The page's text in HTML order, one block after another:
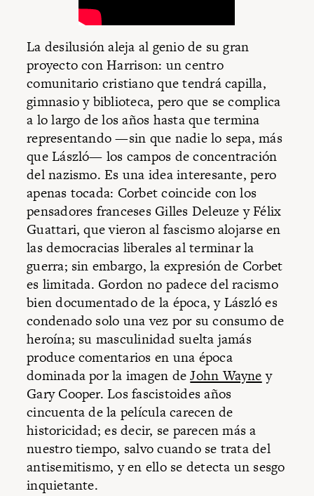
La desilusión aleja al genio de su gran
proyecto con Harrison: un centro
comunitario cristiano que tendrá capilla,
gimnasio y biblioteca, pero que se complica
a lo largo de los años hasta que termina
representando —sin que nadie lo sepa, más
que László— los campos de concentración
del nazismo. Es una idea interesante, pero
apenas tocada: Corbet coincide con los
pensadores franceses Gilles Deleuze y Félix
Guattari, que vieron al fascismo alojarse en
las democracias liberales al terminar la
guerra; sin embargo, la expresión de Corbet
es limitada. Gordon no padece del racismo
bien documentado de la época, y László es
condenado solo una vez por su consumo de
heroína; su masculinidad suelta jamás
produce comentarios en una época
dominada por la imagen deJohn Wayney
Gary Cooper. Los fascistoides años
cincuenta de la película carecen de
historicidad; es decir, se parecen más a
nuestro tiempo, salvo cuando se trata del
antisemitismo, y en ello se detecta un sesgo
inquietante.